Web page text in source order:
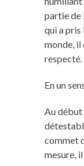
partie de
qui a pris
monde, il
respecté.
En un
Au début
commet
mesure,